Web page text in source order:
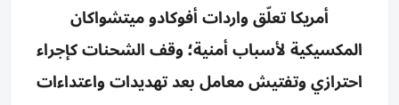
أمريكا تعلّق واردات أفوكادو ميتشواكان
المكسيكية لأسباب أمنية؛ وقف الشحنات كإجراء
احترازي وتفتيش معامل بعد تهديدات واعتداءات